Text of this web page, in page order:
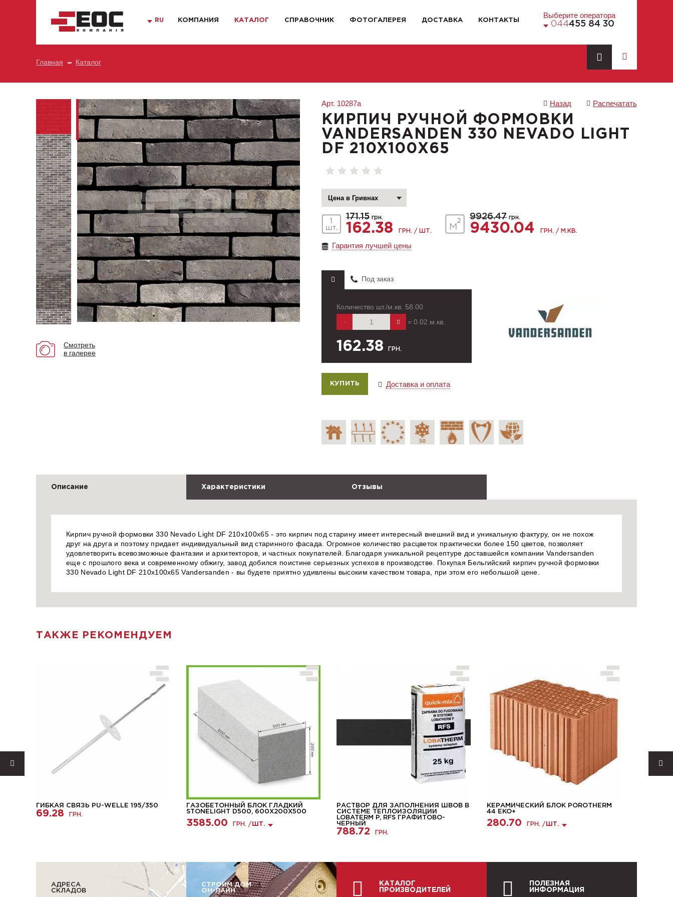
RU КОМПАНИЯ КАТАЛОГ СПРАВОЧНИК ФОТОГАЛЕРЕЯ ДОСТАВКА КОНТАКТЫ
Выберите оператора
044455 84 30
Главная Каталог
Смотреть
в галерее
Арт. 10287a Назад Распечатать
КИРПИЧ РУЧНОЙ ФОРМОВКИ
VANDERSANDEN 330 NEVADO LIGHT
DF 210X100X65
171.15 грн.
162.38 ГРН. / ШТ.
9926.47 грн.
9430.04 ГРН. / М.КВ.
Гарантия лучшей цены
Под заказ
Количество шт./м.кв. 58.00
= 0.02 м.кв.
162.38 ГРН.
Доставка и оплата
Описание Характеристики Отзывы
Кирпич ручной формовки 330 Nevado Light DF 210x100x65 - это кирпич под старину имеет интересный внешний вид и уникальную фактуру, он не похож
друг на друга и поэтому придает индивидуальный вид старинного фасада. Огромное количество расцветок практически более 150 цветов, позволяет
удовлетворить всевозможные фантазии и архитекторов, и частных покупателей. Благодаря уникальной рецептуре доставшейся компании Vandersanden
еще с прошлого века и современному обжигу, завод добился поистине серьезных успехов в производстве. Покупая Бельгийский кирпич ручной формовки
330 Nevado Light DF 210x100x65 Vandersanden - вы будете приятно удивлены высоким качеством товара, при этом его небольшой цене.
ТАКЖЕ РЕКОМЕНДУЕМ
ГИБКАЯ СВЯЗЬ PU-WELLE 195/350
69.28 ГРН.
ГАЗОБЕТОННЫЙ БЛОК ГЛАДКИЙ
STONELIGHT D500, 600Х200Х500
3585.00 ГРН. / ШТ.
РАСТВОР ДЛЯ ЗАПОЛНЕНИЯ ШВОВ В
СИСТЕМЕ ТЕПЛОИЗОЛЯЦИИ
LOBATERM P, RFS ГРАФИТОВО-
ЧЕРНЫЙ
788.72 ГРН.
КЕРАМИЧЕСКИЙ БЛОК POROTHERM
44 EKO+
280.70 ГРН. / ШТ.
АДРЕСА
СКЛАДОВ
СТРОИМ ДОМ
ОН-ЛАЙН
КАТАЛОГ
ПРОИЗВОДИТЕЛЕЙ
ПОЛЕЗНАЯ
ИНФОРМАЦИЯ